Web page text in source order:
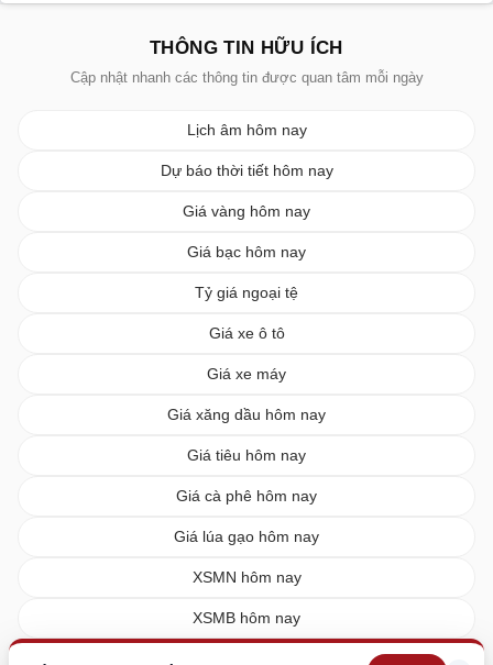
THÔNG TIN HỮU ÍCH
Cập nhật nhanh các thông tin được quan tâm mỗi ngày
Lịch âm hôm nay
Dự báo thời tiết hôm nay
Giá vàng hôm nay
Giá bạc hôm nay
Tỷ giá ngoại tệ
Giá xe ô tô
Giá xe máy
Giá xăng dầu hôm nay
Giá tiêu hôm nay
Giá cà phê hôm nay
Giá lúa gạo hôm nay
XSMN hôm nay
XSMB hôm nay